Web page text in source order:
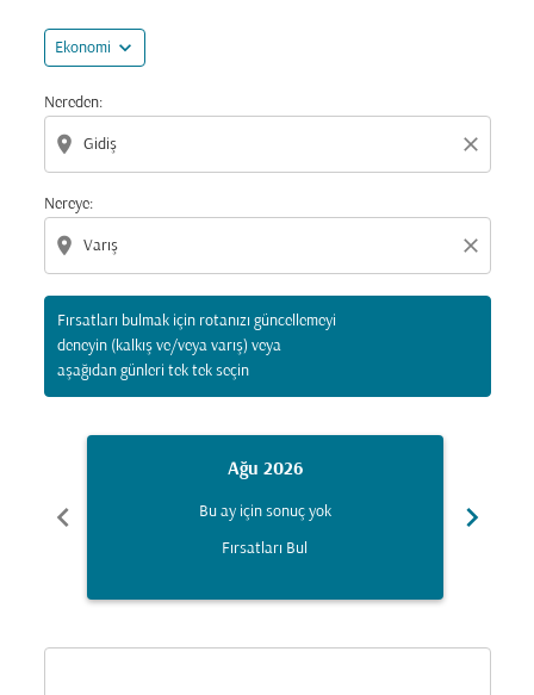
Ekonomi expand_more
Nereden:
location_on close
Nereye:
location_on close
Fırsatları bulmak için rotanızı güncellemeyi
deneyin (kalkış ve/veya varış) veya
aşağıdan günleri tek tek seçin
chevron_left
Ağu 2026
Bu ay için sonuç yok
Fırsatları Bul
chevron_right